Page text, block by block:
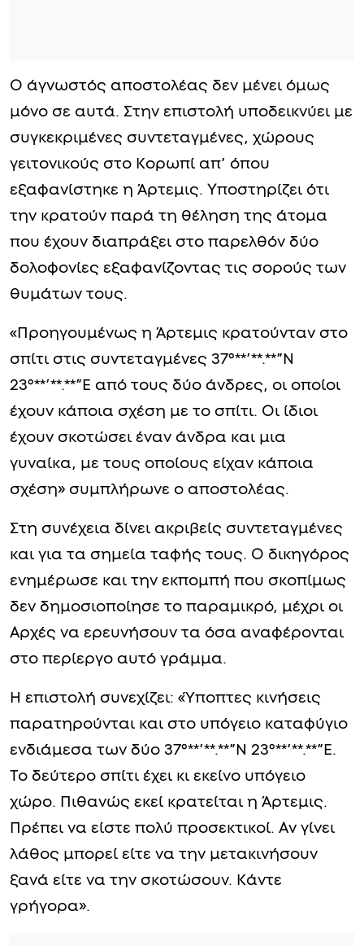
Ο άγνωστός αποστολέας δεν μένει όμως
μόνο σε αυτά. Στην επιστολή υποδεικνύει με
συγκεκριμένες συντεταγμένες, χώρους
γειτονικούς στο Κορωπί απ’ όπου
εξαφανίστηκε η Άρτεμις. Υποστηρίζει ότι
την κρατούν παρά τη θέληση της άτομα
που έχουν διαπράξει στο παρελθόν δύο
δολοφονίες εξαφανίζοντας τις σορούς των
θυμάτων τους.
«Προηγουμένως η Άρτεμις κρατούνταν στο
σπίτι στις συντεταγμένες 37°**’**.**”N
23°**’**.**”E από τους δύο άνδρες, οι οποίοι
έχουν κάποια σχέση με το σπίτι. Οι ίδιοι
έχουν σκοτώσει έναν άνδρα και μια
γυναίκα, με τους οποίους είχαν κάποια
σχέση» συμπλήρωνε ο αποστολέας.
Στη συνέχεια δίνει ακριβείς συντεταγμένες
και για τα σημεία ταφής τους. Ο δικηγόρος
ενημέρωσε και την εκπομπή που σκοπίμως
δεν δημοσιοποίησε το παραμικρό, μέχρι οι
Αρχές να ερευνήσουν τα όσα αναφέρονται
στο περίεργο αυτό γράμμα.
Η επιστολή συνεχίζει: «Ύποπτες κινήσεις
παρατηρούνται και στο υπόγειο καταφύγιο
ενδιάμεσα των δύο 37°**’**.**”N 23°**’**.**”E.
Το δεύτερο σπίτι έχει κι εκείνο υπόγειο
χώρο. Πιθανώς εκεί κρατείται η Άρτεμις.
Πρέπει να είστε πολύ προσεκτικοί. Αν γίνει
λάθος μπορεί είτε να την μετακινήσουν
ξανά είτε να την σκοτώσουν. Κάντε
γρήγορα».